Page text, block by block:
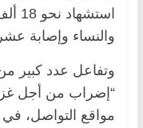
والنساء وإصابة
وتفاعل عدد كبير
مواقع التواصل،